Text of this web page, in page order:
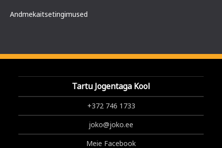
Andmekaitsetingimused
Tartu Jogentaga Kool
+372 746 1733
joko@joko.ee
Meie Facebook